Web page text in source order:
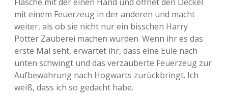
mit einem Feuerzeug in der anderen und macht
weiter, als ob sie nicht nur ein bisschen Harry
Potter Zauberei machen würden. Wenn ihr es das
erste Mal seht, erwartet ihr, dass eine Eule nach
unten schwingt und das verzauberte Feuerzeug zur
Aufbewahrung nach Hogwarts zurückbringt. Ich
weiß, dass ich so gedacht habe.